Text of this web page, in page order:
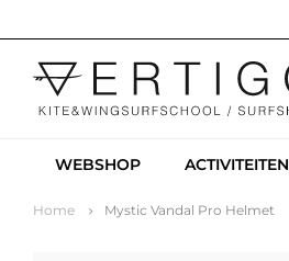
WEBSHOP ACTIVITEITEN
Home Mystic Vandal Pro Helmet